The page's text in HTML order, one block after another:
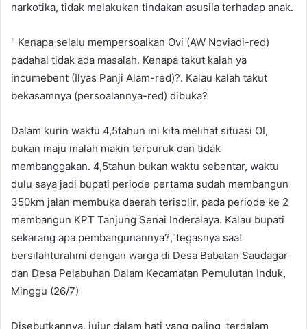
narkotika, tidak melakukan tindakan asusila terhadap anak.
" Kenapa selalu mempersoalkan Ovi (AW Noviadi-red)
padahal tidak ada masalah. Kenapa takut kalah ya
incumebent (Ilyas Panji Alam-red)?. Kalau kalah takut
bekasamnya (persoalannya-red) dibuka?
Dalam kurin waktu 4,5tahun ini kita melihat situasi OI,
bukan maju malah makin terpuruk dan tidak
membanggakan. 4,5tahun bukan waktu sebentar, waktu
dulu saya jadi bupati periode pertama sudah membangun
350km jalan membuka daerah terisolir, pada periode ke 2
membangun KPT Tanjung Senai Inderalaya. Kalau bupati
sekarang apa pembangunannya?,"tegasnya saat
bersilahturahmi dengan warga di Desa Babatan Saudagar
dan Desa Pelabuhan Dalam Kecamatan Pemulutan Induk,
Minggu (26/7)
Disebutkannya, jujur dalam hati yang paling terdalam